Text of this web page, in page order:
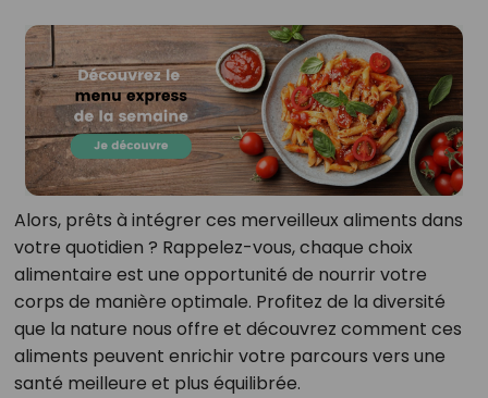
Alors, prêts à intégrer ces merveilleux aliments dans
votre quotidien ? Rappelez-vous, chaque choix
alimentaire est une opportunité de nourrir votre
corps de manière optimale. Profitez de la diversité
que la nature nous offre et découvrez comment ces
aliments peuvent enrichir votre parcours vers une
santé meilleure et plus équilibrée.